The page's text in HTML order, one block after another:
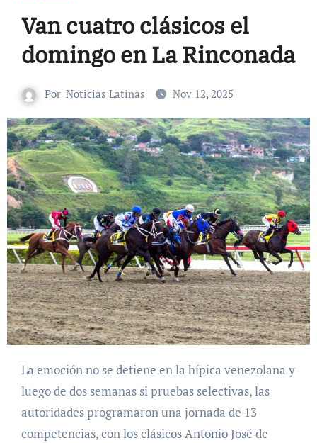
Van cuatro clásicos el
domingo en La Rinconada
Por Noticias Latinas Nov 12, 2025
La emoción no se detiene en la hípica venezolana y
luego de dos semanas si pruebas selectivas, las
autoridades programaron una jornada de 13
competencias, con los clásicos Antonio José de